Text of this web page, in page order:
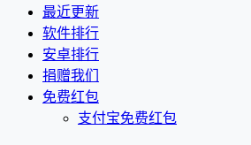
最近更新
软件排行
安卓排行
捐赠我们
免费红包
支付宝免费红包